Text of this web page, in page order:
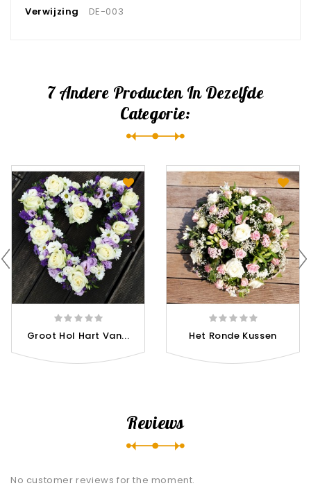
Verwijzing DE-003
7 Andere Producten In Dezelfde
Categorie:
Groot Hol Hart Van... Het Ronde Kussen
Reviews
No customer reviews for the moment.